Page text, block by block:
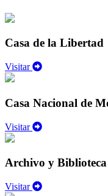
Casa de la Libertad
Visitar
Casa Nacional de
Visitar
Archivo y
Visitar